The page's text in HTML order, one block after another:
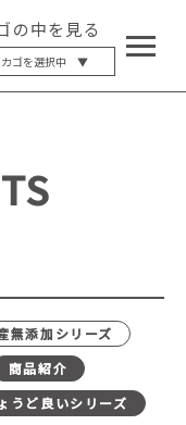
の中を見る
カゴを選択中 ▼
最大12%OFF
無添加シリーズ
商品紹介
うど良いシリーズ